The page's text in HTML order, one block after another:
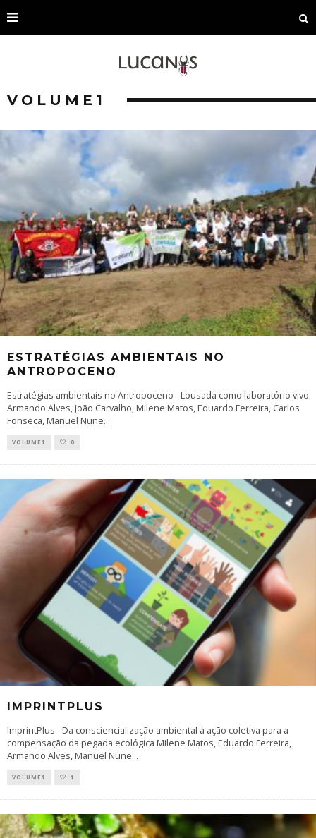
VOLUME1
ESTRATÉGIAS AMBIENTAIS NO
ANTROPOCENO
Estratégias ambientais no Antropoceno - Lousada como laboratório vivo
Armando Alves, João Carvalho, Milene Matos, Eduardo Ferreira, Carlos
Fonseca, Manuel Nune...
VOLUME1 0
IMPRINTPLUS
ImprintPlus - Da consciencialização ambiental à ação coletiva para a
compensação da pegada ecológica Milene Matos, Eduardo Ferreira,
Armando Alves, Manuel Nune...
VOLUME1 1